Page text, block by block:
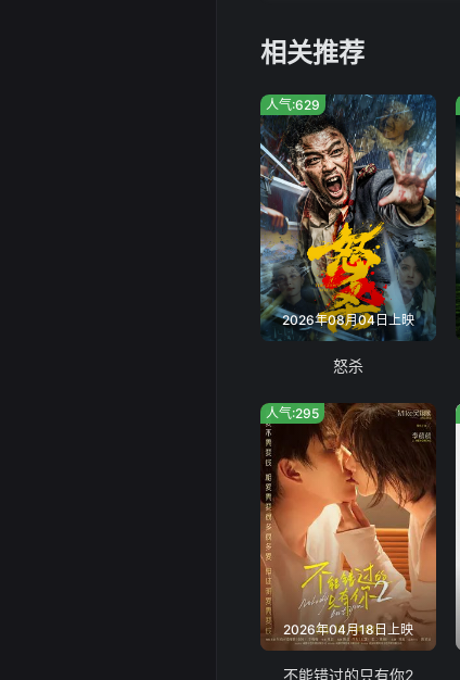
相关推荐
2026年08月04日上映
人气:629
怒杀
2026年04月18日上映
人气:295
不能错过的只有你2